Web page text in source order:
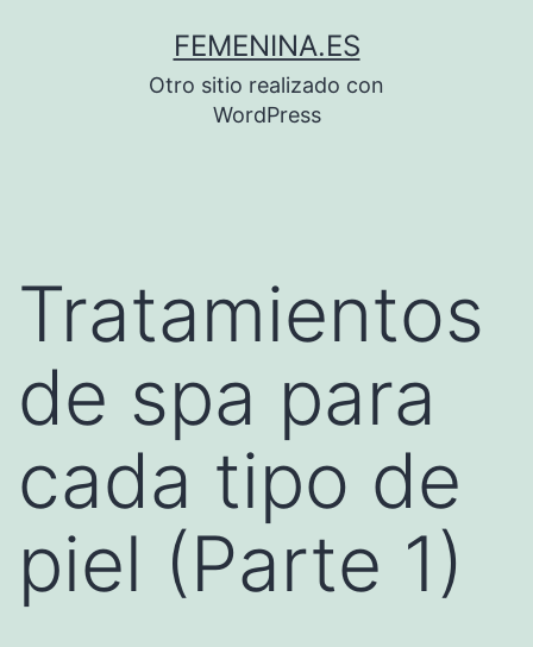
FEMENINA.ES
Otro sitio realizado con
WordPress
Tratamientos
de spa para
cada tipo de
piel (Parte 1)